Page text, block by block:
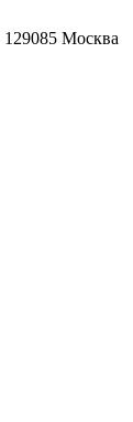
129085 Москва